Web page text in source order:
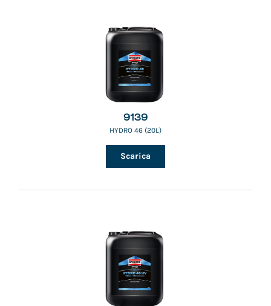
9139
HYDRO 46 (20L)
Scarica